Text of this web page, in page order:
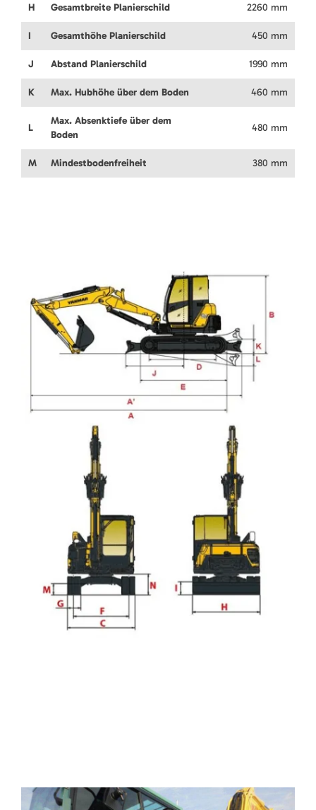
H Gesamtbreite Planierschild 2260 mm
I Gesamthöhe Planierschild 450 mm
J Abstand Planierschild 1990 mm
K Max. Hubhöhe über dem Boden 460 mm
L
Max. Absenktiefe über dem
Boden
480 mm
M Mindestbodenfreiheit 380 mm